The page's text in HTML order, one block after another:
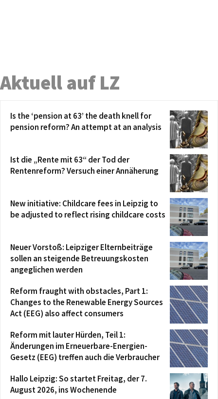
Aktuell auf LZ
Is the ‘pension at 63’ the death knell for
pension reform? An attempt at an analysis
Ist die „Rente mit 63“ der Tod der
Rentenreform? Versuch einer Annäherung
New initiative: Childcare fees in Leipzig to
be adjusted to reflect rising childcare costs
Neuer Vorstoß: Leipziger Elternbeiträge
sollen an steigende Betreuungskosten
angeglichen werden
Reform fraught with obstacles, Part 1:
Changes to the Renewable Energy Sources
Act (EEG) also affect consumers
Reform mit lauter Hürden, Teil 1:
Änderungen im Erneuerbare-Energien-
Gesetz (EEG) treffen auch die Verbraucher
Hallo Leipzig: So startet Freitag, der 7.
August 2026, ins Wochenende